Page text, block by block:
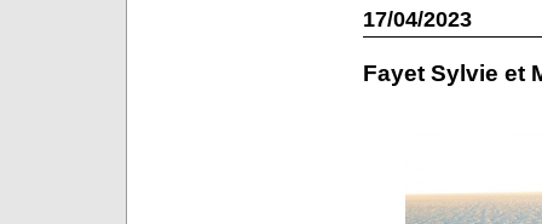
17/04/2023
Fayet Sylvie et